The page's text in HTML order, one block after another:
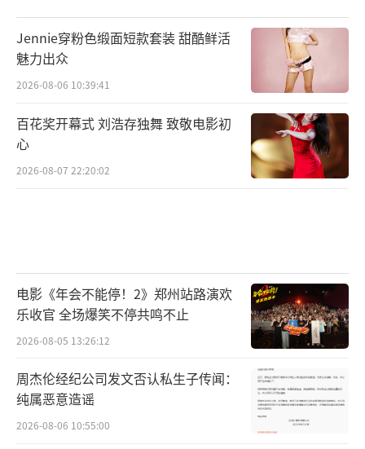
Jennie穿粉色缎面短款套装 甜酷鲜活
魅力出众
2026-08-06 10:39:41
百花奖开幕式 刘浩存独舞 致敬电影初
心
2026-08-07 22:20:02
电影《年会不能停！2》郑州站路演欢
乐收官 全场爆笑不停共鸣不止
2026-08-05 13:26:12
周杰伦经纪公司发文否认私生子传闻：
纯属恶意造谣
2026-08-06 10:55:00